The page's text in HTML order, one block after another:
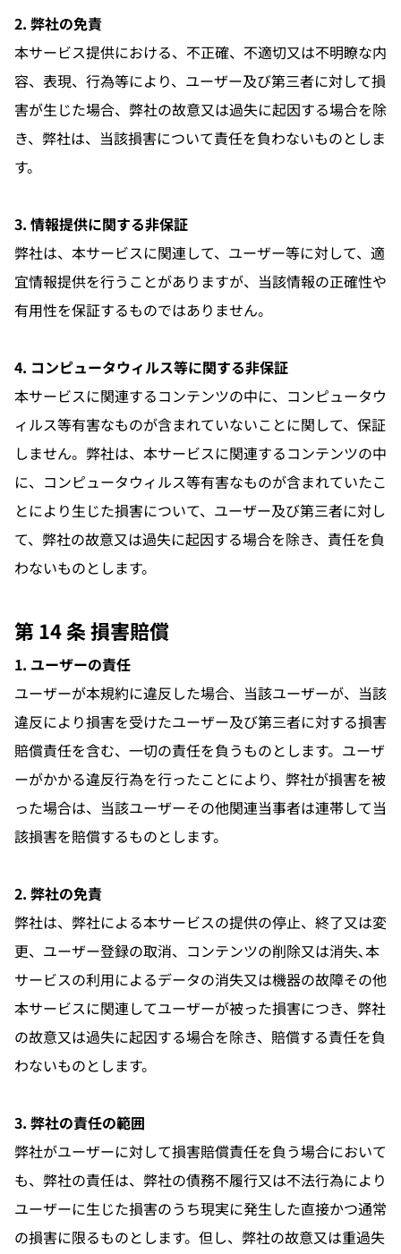
2. 弊社の免責
本サービス提供における、不正確、不適切又は不明瞭な内
容、表現、行為等により、ユーザー及び第三者に対して損
害が生じた場合、弊社の故意又は過失に起因する場合を除
き、弊社は、当該損害について責任を負わないものとしま
す。
3. 情報提供に関する非保証
弊社は、本サービスに関連して、ユーザー等に対して、適
宜情報提供を行うことがありますが、当該情報の正確性や
有用性を保証するものではありません。
4. コンピュータウィルス等に関する非保証
本サービスに関連するコンテンツの中に、コンピュータウ
ィルス等有害なものが含まれていないことに関して、保証
しません。弊社は、本サービスに関連するコンテンツの中
に、コンピュータウィルス等有害なものが含まれていたこ
とにより生じた損害について、ユーザー及び第三者に対し
て、弊社の故意又は過失に起因する場合を除き、責任を負
わないものとします。
第 14 条 損害賠償
1. ユーザーの責任
ユーザーが本規約に違反した場合、当該ユーザーが、当該
違反により損害を受けたユーザー及び第三者に対する損害
賠償責任を含む、一切の責任を負うものとします。ユーザ
ーがかかる違反行為を行ったことにより、弊社が損害を被
った場合は、当該ユーザーその他関連当事者は連帯して当
該損害を賠償するものとします。
2. 弊社の免責
弊社は、弊社による本サービスの提供の停止、終了又は変
更、ユーザー登録の取消、コンテンツの削除又は消失､本
サービスの利用によるデータの消失又は機器の故障その他
本サービスに関連してユーザーが被った損害につき、弊社
の故意又は過失に起因する場合を除き、賠償する責任を負
わないものとします。
3. 弊社の責任の範囲
弊社がユーザーに対して損害賠償責任を負う場合において
も、弊社の責任は、弊社の債務不履行又は不法行為により
ユーザーに生じた損害のうち現実に発生した直接かつ通常
の損害に限るものとします。但し、弊社の故意又は重過失